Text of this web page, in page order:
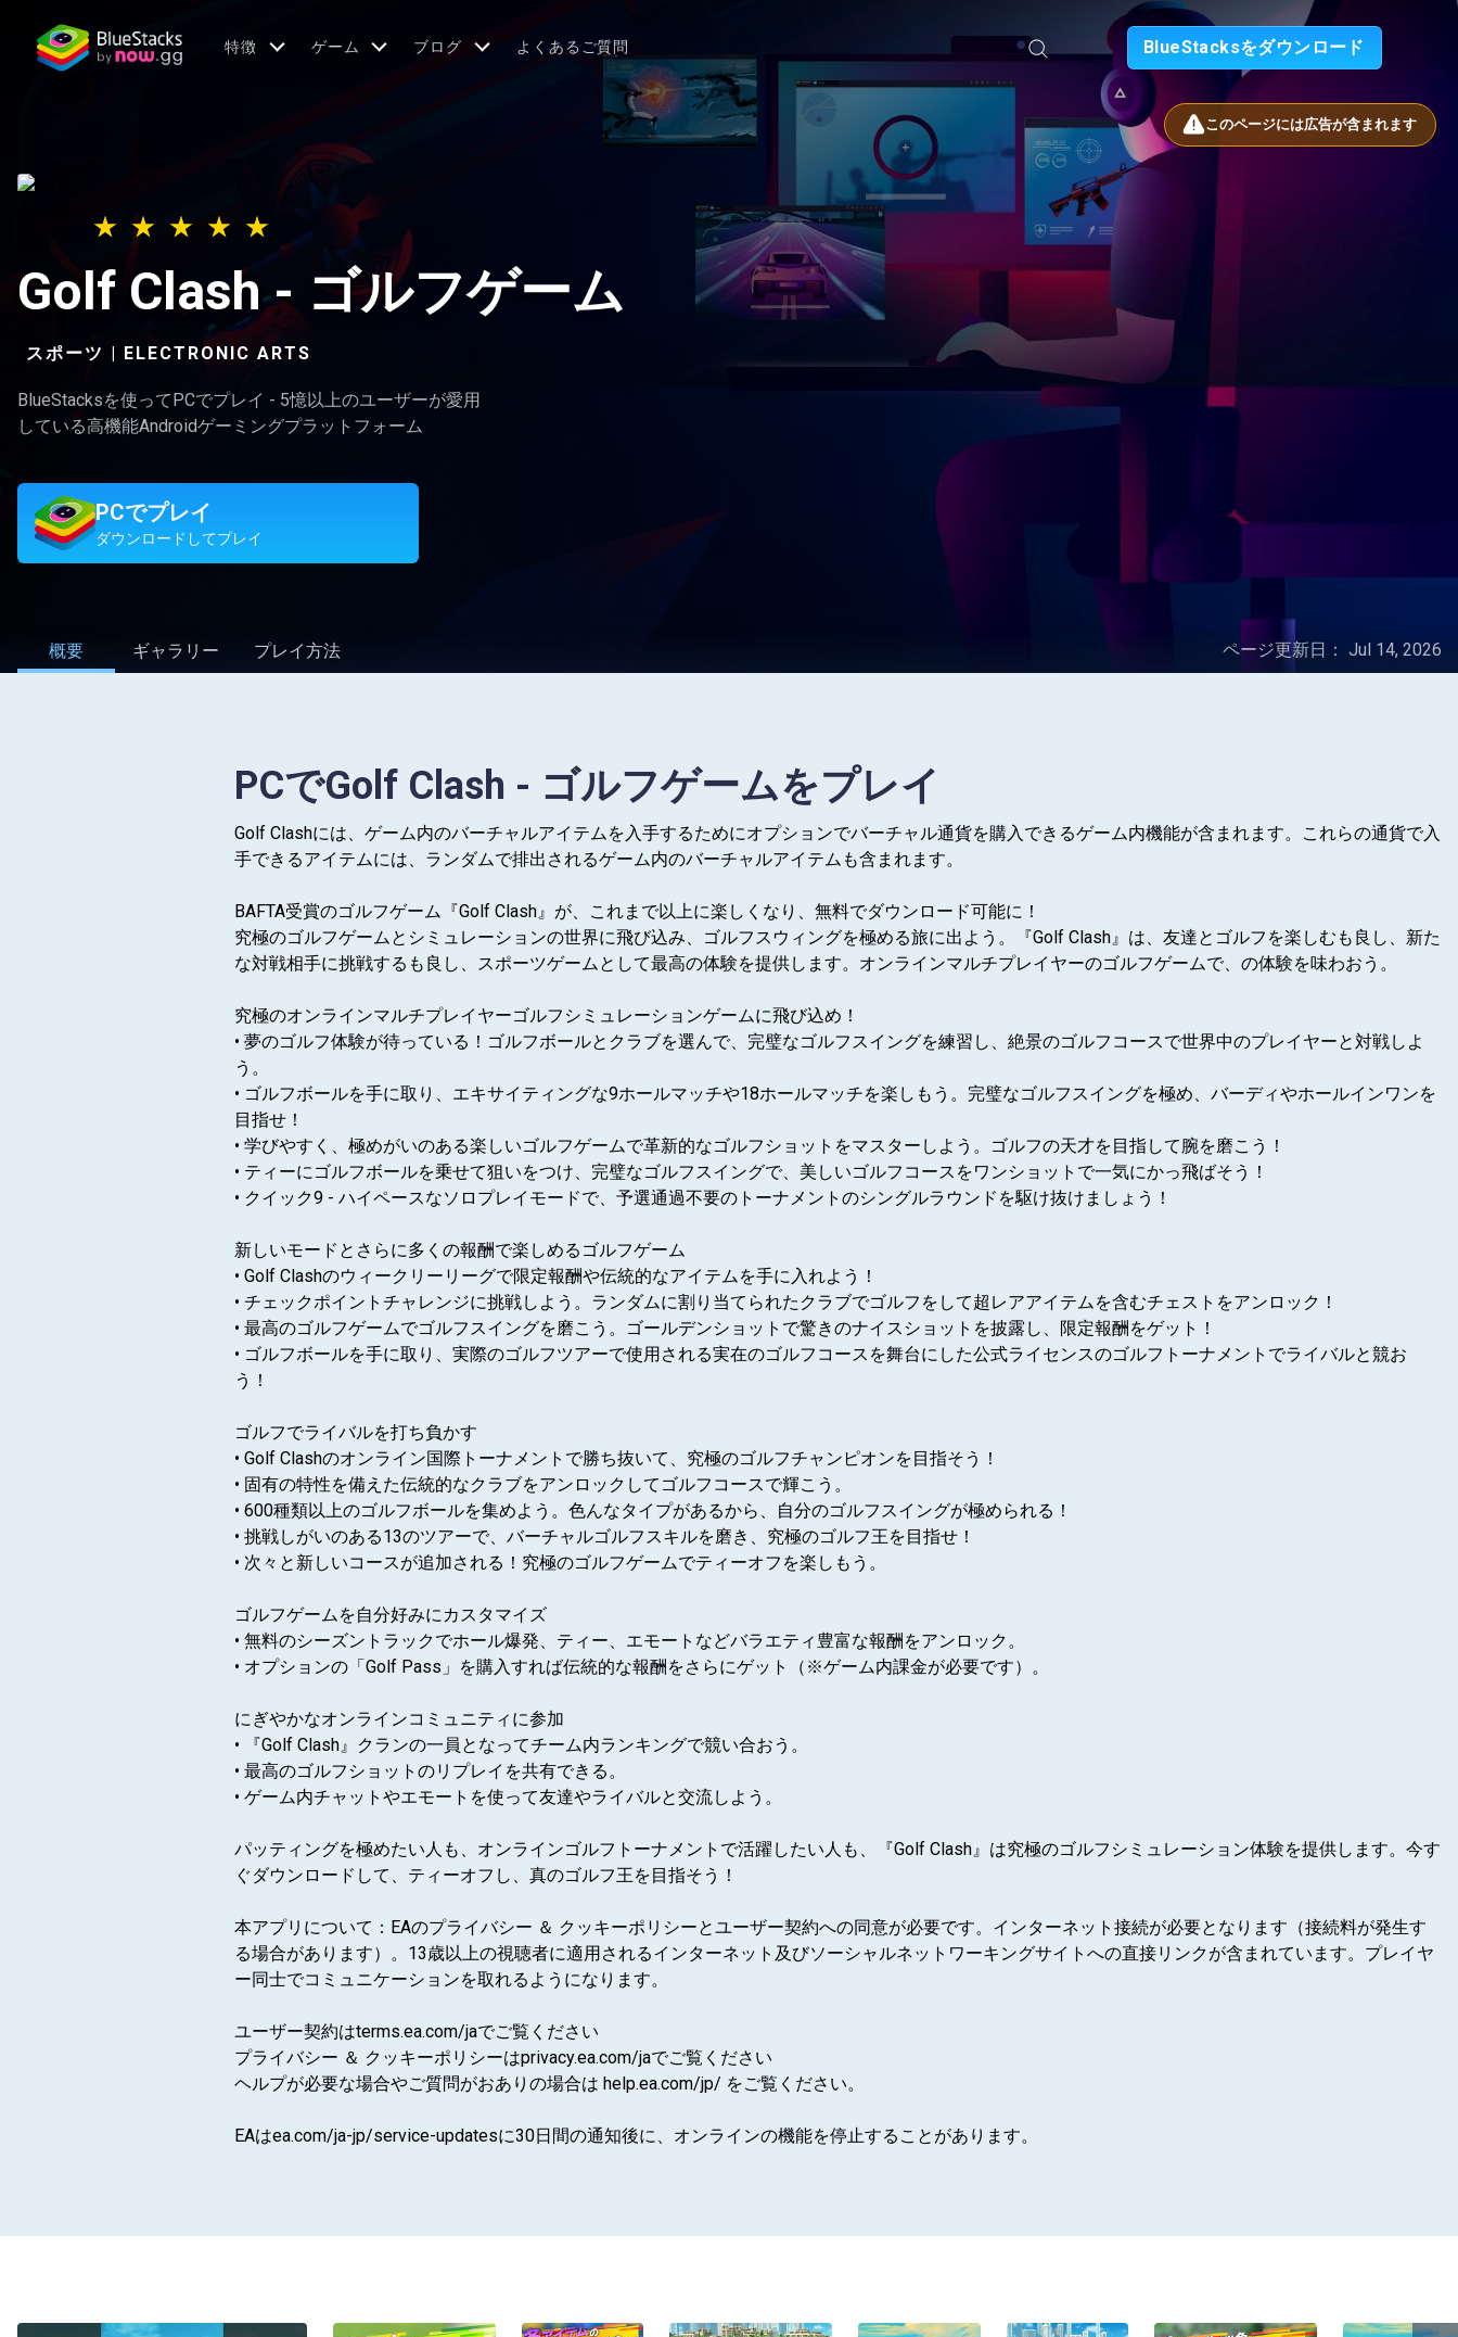
特徴 ゲーム ブログ よくあるご質問 BlueStacksをダウンロード
このページには広告が含まれます
Golf Clash - ゴルフゲーム
スポーツ | ELECTRONIC ARTS
BlueStacksを使ってPCでプレイ - 5憶以上のユーザーが愛用
している高機能Androidゲーミングプラットフォーム
PCでプレイ
ダウンロードしてプレイ
概要 ギャラリー プレイ方法 ページ更新日： Jul 14, 2026
PCでGolf Clash - ゴルフゲームをプレイ
Golf Clashには、ゲーム内のバーチャルアイテムを入手するためにオプションでバーチャル通貨を購入できるゲーム内機能が含まれます。これらの通貨で入
手できるアイテムには、ランダムで排出されるゲーム内のバーチャルアイテムも含まれます。
BAFTA受賞のゴルフゲーム『Golf Clash』が、これまで以上に楽しくなり、無料でダウンロード可能に！
究極のゴルフゲームとシミュレーションの世界に飛び込み、ゴルフスウィングを極める旅に出よう。『Golf Clash』は、友達とゴルフを楽しむも良し、新た
な対戦相手に挑戦するも良し、スポーツゲームとして最高の体験を提供します。オンラインマルチプレイヤーのゴルフゲームで、の体験を味わおう。
究極のオンラインマルチプレイヤーゴルフシミュレーションゲームに飛び込め！
• 夢のゴルフ体験が待っている！ゴルフボールとクラブを選んで、完璧なゴルフスイングを練習し、絶景のゴルフコースで世界中のプレイヤーと対戦しよ
う。
• ゴルフボールを手に取り、エキサイティングな9ホールマッチや18ホールマッチを楽しもう。完璧なゴルフスイングを極め、バーディやホールインワンを
目指せ！
• 学びやすく、極めがいのある楽しいゴルフゲームで革新的なゴルフショットをマスターしよう。ゴルフの天才を目指して腕を磨こう！
• ティーにゴルフボールを乗せて狙いをつけ、完璧なゴルフスイングで、美しいゴルフコースをワンショットで一気にかっ飛ばそう！
• クイック9 - ハイペースなソロプレイモードで、予選通過不要のトーナメントのシングルラウンドを駆け抜けましょう！
新しいモードとさらに多くの報酬で楽しめるゴルフゲーム
• Golf Clashのウィークリーリーグで限定報酬や伝統的なアイテムを手に入れよう！
• チェックポイントチャレンジに挑戦しよう。ランダムに割り当てられたクラブでゴルフをして超レアアイテムを含むチェストをアンロック！
• 最高のゴルフゲームでゴルフスイングを磨こう。ゴールデンショットで驚きのナイスショットを披露し、限定報酬をゲット！
• ゴルフボールを手に取り、実際のゴルフツアーで使用される実在のゴルフコースを舞台にした公式ライセンスのゴルフトーナメントでライバルと競お
う！
ゴルフでライバルを打ち負かす
• Golf Clashのオンライン国際トーナメントで勝ち抜いて、究極のゴルフチャンピオンを目指そう！
• 固有の特性を備えた伝統的なクラブをアンロックしてゴルフコースで輝こう。
• 600種類以上のゴルフボールを集めよう。色んなタイプがあるから、自分のゴルフスイングが極められる！
• 挑戦しがいのある13のツアーで、バーチャルゴルフスキルを磨き、究極のゴルフ王を目指せ！
• 次々と新しいコースが追加される！究極のゴルフゲームでティーオフを楽しもう。
ゴルフゲームを自分好みにカスタマイズ
• 無料のシーズントラックでホール爆発、ティー、エモートなどバラエティ豊富な報酬をアンロック。
• オプションの「Golf Pass」を購入すれば伝統的な報酬をさらにゲット（※ゲーム内課金が必要です）。
にぎやかなオンラインコミュニティに参加
• 『Golf Clash』クランの一員となってチーム内ランキングで競い合おう。
• 最高のゴルフショットのリプレイを共有できる。
• ゲーム内チャットやエモートを使って友達やライバルと交流しよう。
パッティングを極めたい人も、オンラインゴルフトーナメントで活躍したい人も、『Golf Clash』は究極のゴルフシミュレーション体験を提供します。今す
ぐダウンロードして、ティーオフし、真のゴルフ王を目指そう！
本アプリについて：EAのプライバシー ＆ クッキーポリシーとユーザー契約への同意が必要です。インターネット接続が必要となります（接続料が発生す
る場合があります）。13歳以上の視聴者に適用されるインターネット及びソーシャルネットワーキングサイトへの直接リンクが含まれています。プレイヤ
ー同士でコミュニケーションを取れるようになります。
ユーザー契約はterms.ea.com/jaでご覧ください
プライバシー ＆ クッキーポリシーはprivacy.ea.com/jaでご覧ください
ヘルプが必要な場合やご質問がおありの場合は help.ea.com/jp/ をご覧ください。
EAはea.com/ja-jp/service-updatesに30日間の通知後に、オンラインの機能を停止することがあります。